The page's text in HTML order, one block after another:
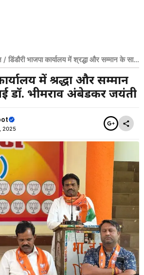
/ डिंडौरी भाजपा कार्यालय में श्रद्धा और सम्मान के साथ
जयंती
में श्रद्धा और सम्मान
डॉ. भीमराव अंबेडकर जयंती
2025